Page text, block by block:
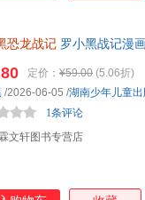
生物学会科普工作委员
识，兼具专业性和趣味
这些史前巨兽深度互动
达对话的方式，生动讲
恐龙战记 罗小黑战记漫
定价： ¥59.00 (5.06折)
文轩图书专营店
1条评论
/2026-06-05 /湖南少年儿童